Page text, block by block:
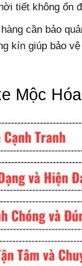
tiết không ổn
cần bảo
kín giúp bảo
Mộc